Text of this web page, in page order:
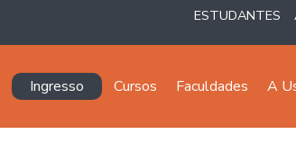
ESTUDANTES
Navegación principal
Ingresso Cursos Faculdades A